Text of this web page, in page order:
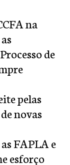
na
de
pelas
novas
FAPLA e
esforço